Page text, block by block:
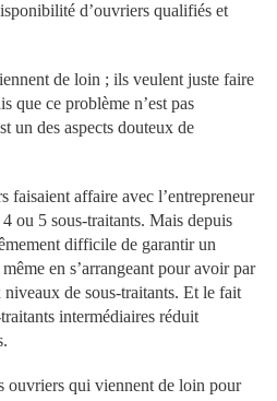
d’ouvriers qualifiés et
de loin ; ils veulent juste faire
que ce problème n’est pas
un des aspects douteux de
faisaient affaire avec l’entrepreneur
ou 5 sous-traitants. Mais depuis
difficile de garantir un
en s’arrangeant pour avoir par
de sous-traitants. Et le fait
intermédiaires réduit
ouvriers qui viennent de loin pour